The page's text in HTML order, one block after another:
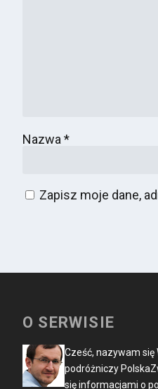
Nazwa *
Zapisz moje dane,
O SERWISIE
Cześć, nazywam się
podróżniczy
się informacjami o